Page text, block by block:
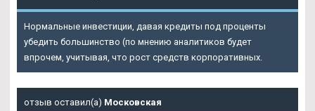
Нормальные инвестиции, давая кредиты под проценты
убедить большинство (по мнению аналитиков будет
впрочем, учитывая, что рост средств корпоративных.
отзыв оставил(а) Московская